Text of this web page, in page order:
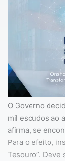
O Governo
mil escudos ao
afirma, se
Para o efeito,
Tesouro”. Deve